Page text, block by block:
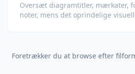
Oversæt diagramtitler, mærkater,
noter, mens det oprindelige
Foretrækker du at browse efter